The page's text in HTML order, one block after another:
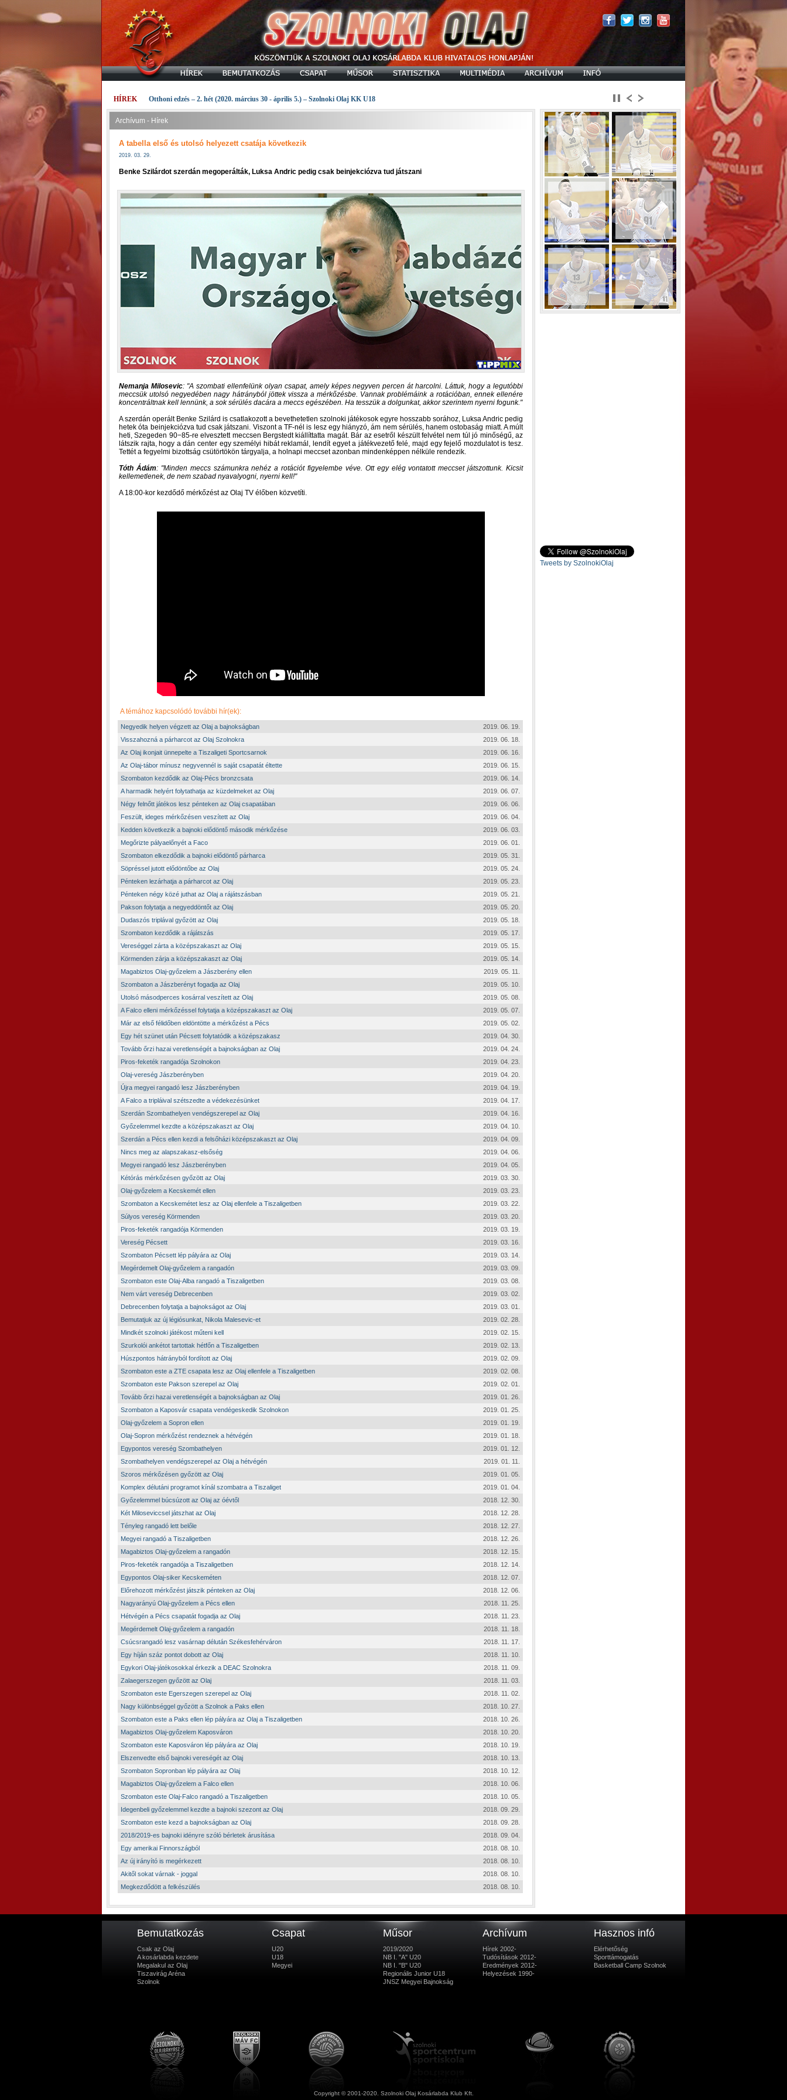
HÍREK Otthoni edzés – 2. hét (2020. március 30 - április 5.) – Szolnoki Olaj KK U18
Archívum - Hírek
A tabella első és utolsó helyezett csatája következik
2019. 03. 29.
Benke Szilárdot szerdán megoperálták, Luksa Andric pedig csak beinjekciózva tud játszani
Nemanja Milosevic: A szombati ellenfelünk olyan csapat, amely képes negyven percen át harcolni. Láttuk, hogy a legutóbbi
meccsük utolsó negyedében nagy hátrányból jöttek vissza a mérkőzésbe. Vannak problémáink a rotációban, ennek ellenére
koncentráltnak kell lennünk, a sok sérülés dacára a meccs egészében. Ha tesszük a dolgunkat, akkor szerintem nyerni fogunk.
A szerdán operált Benke Szilárd is csatlakozott a bevethetetlen szolnoki játékosok egyre hosszabb sorához, Luksa Andric pedig
hetek óta beinjekciózva tud csak játszani. Viszont a TF-nél is lesz egy hiányzó, ám nem sérülés, hanem ostobaság miatt. A múlt
heti, Szegeden 90−85-re elvesztett meccsen Bergstedt kiállíttatta magát. Bár az esetről készült felvétel nem túl jó minőségű, az
látszik rajta, hogy a dán center egy személyi hibát reklamál, lendít egyet a játékvezető felé, majd egy fejelő mozdulatot is tesz.
Tettét a fegyelmi bizottság csütörtökön tárgyalja, a holnapi meccset azonban mindenképpen nélküle rendezik.
Tóth Ádám:
Minden meccs számunkra nehéz a rotációt figyelembe véve. Ott egy elég vontatott meccset játszottunk. Kicsit
kellemetlenek, de nem szabad nyavalyogni, nyerni kell!
A 18:00-kor kezdődő mérkőzést az Olaj TV élőben közvetíti.
A témához kapcsolódó további hír(ek):
Negyedik helyen végzett az Olaj a bajnokságban
2019. 06. 19.
Visszahozná a párharcot az Olaj Szolnokra
2019. 06. 18.
Az Olaj ikonjait ünnepelte a Tiszaligeti Sportcsarnok
2019. 06. 16.
Az Olaj-tábor mínusz negyvennél is saját csapatát éltette
2019. 06. 15.
Szombaton kezdődik az Olaj-Pécs bronzcsata
2019. 06. 14.
A harmadik helyért folytathatja az küzdelmeket az Olaj
2019. 06. 07.
Négy felnőtt játékos lesz pénteken az Olaj csapatában
2019. 06. 06.
Feszült, ideges mérkőzésen veszített az Olaj
2019. 06. 04.
Kedden következik a bajnoki elődöntő második mérkőzése
2019. 06. 03.
Megőrizte pályaelőnyét a Faco
2019. 06. 01.
Szombaton elkezdődik a bajnoki elődöntő párharca
2019. 05. 31.
Söpréssel jutott elődöntőbe az Olaj
2019. 05. 24.
Pénteken lezárhatja a párharcot az Olaj
2019. 05. 23.
Pénteken négy közé juthat az Olaj a rájátszásban
2019. 05. 21.
Pakson folytatja a negyeddöntőt az Olaj
2019. 05. 20.
Dudaszós triplával győzött az Olaj
2019. 05. 18.
Szombaton kezdődik a rájátszás
2019. 05. 17.
Vereséggel zárta a középszakaszt az Olaj
2019. 05. 15.
Körmenden zárja a középszakaszt az Olaj
2019. 05. 14.
Magabiztos Olaj-győzelem a Jászberény ellen
2019. 05. 11.
Szombaton a Jászberényt fogadja az Olaj
2019. 05. 10.
Utolsó másodperces kosárral veszített az Olaj
2019. 05. 08.
A Falco elleni mérkőzéssel folytatja a középszakaszt az Olaj
2019. 05. 07.
Már az első félidőben eldöntötte a mérkőzést a Pécs
2019. 05. 02.
Egy hét szünet után Pécsett folytatódik a középszakasz
2019. 04. 30.
Tovább őrzi hazai veretlenségét a bajnokságban az Olaj
2019. 04. 24.
Piros-feketék rangadója Szolnokon
2019. 04. 23.
Olaj-vereség Jászberényben
2019. 04. 20.
Újra megyei rangadó lesz Jászberényben
2019. 04. 19.
A Falco a tripláival szétszedte a védekezésünket
2019. 04. 17.
Szerdán Szombathelyen vendégszerepel az Olaj
2019. 04. 16.
Győzelemmel kezdte a középszakaszt az Olaj
2019. 04. 10.
Szerdán a Pécs ellen kezdi a felsőházi középszakaszt az Olaj
2019. 04. 09.
Nincs meg az alapszakasz-elsőség
2019. 04. 06.
Megyei rangadó lesz Jászberényben
2019. 04. 05.
Kétórás mérkőzésen győzött az Olaj
2019. 03. 30.
Olaj-győzelem a Kecskemét ellen
2019. 03. 23.
Szombaton a Kecskemétet lesz az Olaj ellenfele a Tiszaligetben
2019. 03. 22.
Súlyos vereség Körmenden
2019. 03. 20.
Piros-feketék rangadója Körmenden
2019. 03. 19.
Vereség Pécsett
2019. 03. 16.
Szombaton Pécsett lép pályára az Olaj
2019. 03. 14.
Megérdemelt Olaj-győzelem a rangadón
2019. 03. 09.
Szombaton este Olaj-Alba rangadó a Tiszaligetben
2019. 03. 08.
Nem várt vereség Debrecenben
2019. 03. 02.
Debrecenben folytatja a bajnokságot az Olaj
2019. 03. 01.
Bemutatjuk az új légiósunkat, Nikola Malesevic-et
2019. 02. 28.
Mindkét szolnoki játékost műteni kell
2019. 02. 15.
Szurkolói ankétot tartottak hétfőn a Tiszaligetben
2019. 02. 13.
Húszpontos hátrányból fordított az Olaj
2019. 02. 09.
Szombaton este a ZTE csapata lesz az Olaj ellenfele a Tiszaligetben
2019. 02. 08.
Szombaton este Pakson szerepel az Olaj
2019. 02. 01.
Tovább őrzi hazai veretlenségét a bajnokságban az Olaj
2019. 01. 26.
Szombaton a Kaposvár csapata vendégeskedik Szolnokon
2019. 01. 25.
Olaj-győzelem a Sopron ellen
2019. 01. 19.
Olaj-Sopron mérkőzést rendeznek a hétvégén
2019. 01. 18.
Egypontos vereség Szombathelyen
2019. 01. 12.
Szombathelyen vendégszerepel az Olaj a hétvégén
2019. 01. 11.
Szoros mérkőzésen győzött az Olaj
2019. 01. 05.
Komplex délutáni programot kínál szombatra a Tiszaliget
2019. 01. 04.
Győzelemmel búcsúzott az Olaj az óévtől
2018. 12. 30.
Két Miloseviccsel játszhat az Olaj
2018. 12. 28.
Tényleg rangadó lett belőle
2018. 12. 27.
Megyei rangadó a Tiszaligetben
2018. 12. 26.
Magabiztos Olaj-győzelem a rangadón
2018. 12. 15.
Piros-feketék rangadója a Tiszaligetben
2018. 12. 14.
Egypontos Olaj-siker Kecskeméten
2018. 12. 07.
Előrehozott mérkőzést játszik pénteken az Olaj
2018. 12. 06.
Nagyarányú Olaj-győzelem a Pécs ellen
2018. 11. 25.
Hétvégén a Pécs csapatát fogadja az Olaj
2018. 11. 23.
Megérdemelt Olaj-győzelem a rangadón
2018. 11. 18.
Csúcsrangadó lesz vasárnap délután Székesfehérváron
2018. 11. 17.
Egy híján száz pontot dobott az Olaj
2018. 11. 10.
Egykori Olaj-játékosokkal érkezik a DEAC Szolnokra
2018. 11. 09.
Zalaegerszegen győzött az Olaj
2018. 11. 03.
Szombaton este Egerszegen szerepel az Olaj
2018. 11. 02.
Nagy különbséggel győzött a Szolnok a Paks ellen
2018. 10. 27.
Szombaton este a Paks ellen lép pályára az Olaj a Tiszaligetben
2018. 10. 26.
Magabiztos Olaj-győzelem Kaposváron
2018. 10. 20.
Szombaton este Kaposváron lép pályára az Olaj
2018. 10. 19.
Elszenvedte első bajnoki vereségét az Olaj
2018. 10. 13.
Szombaton Sopronban lép pályára az Olaj
2018. 10. 12.
Magabiztos Olaj-győzelem a Falco ellen
2018. 10. 06.
Szombaton este Olaj-Falco rangadó a Tiszaligetben
2018. 10. 05.
Idegenbeli győzelemmel kezdte a bajnoki szezont az Olaj
2018. 09. 29.
Szombaton este kezd a bajnokságban az Olaj
2018. 09. 28.
2018/2019-es bajnoki idényre szóló bérletek árusítása
2018. 09. 04.
Egy amerikai Finnországból
2018. 08. 10.
Az új irányító is megérkezett
2018. 08. 10.
Akitől sokat várnak - joggal
2018. 08. 10.
Megkezdődött a felkészülés
2018. 08. 10.
Tweets by SzolnokiOlaj
Bemutatkozás
Csak az Olaj
A kosárlabda kezdete
Megalakul az Olaj
Tiszavirág Aréna
Szolnok
Csapat
U20
U18
Megyei
Műsor
2019/2020
NB I. "A" U20
NB I. "B" U20
Regionális Junior U18
JNSZ Megyei Bajnokság
Archívum
Hírek 2002-
Tudósítások 2012-
Eredmények 2012-
Helyezések 1990-
Hasznos infó
Elérhetőség
Sporttámogatás
Basketball Camp Szolnok
Copyright © 2001-2020. Szolnoki Olaj Kosárlabda Klub Kft.